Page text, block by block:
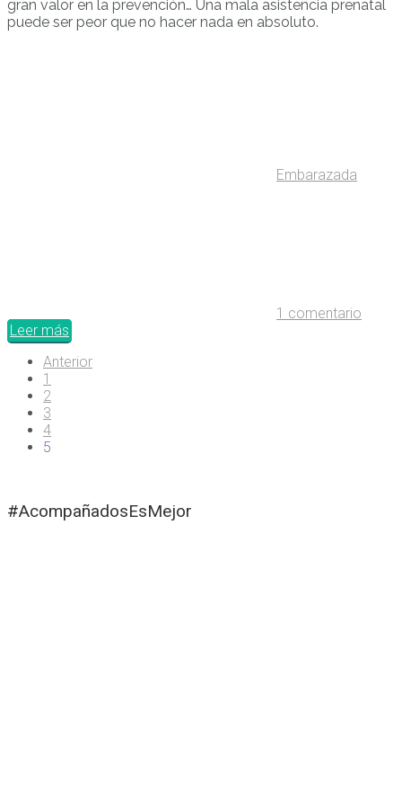
gran valor en la prevención… Una mala asistencia prenatal
puede ser peor que no hacer nada en absoluto.
Embarazada
1 comentario
Leer más
Anterior
1
2
3
4
5
#AcompañadosEsMejor